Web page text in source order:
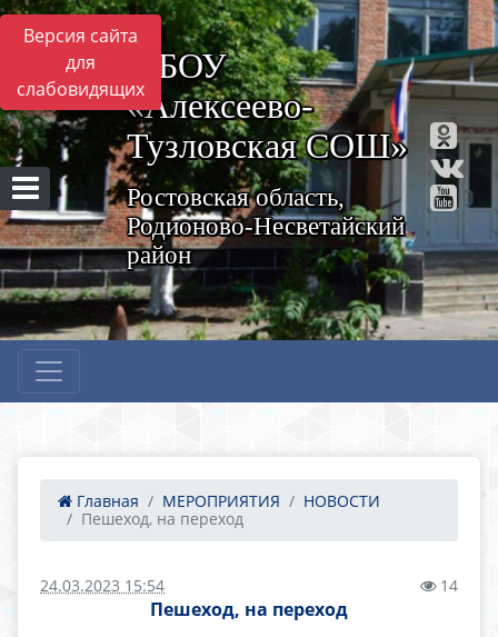
Версия сайта
для
слабовидящих
МБОУ
«Алексеево-
Тузловская СОШ»
Ростовская область,
Родионово-Несветайский
район
Главная МЕРОПРИЯТИЯ
НОВОСТИ
Пешеход, на переход
24.03.2023 15:54 14
Пешеход, на переход